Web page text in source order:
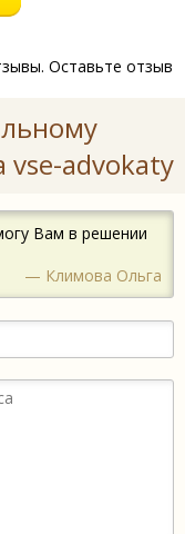
Оставьте отзыв
vse-advokaty
Вам в решении
— Климова Ольга